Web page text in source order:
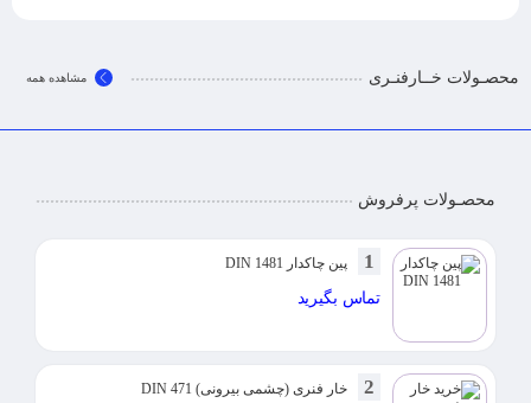
محصـولات خــارفنـری مشاهده همه
محصـولات پرفروش
1 پین چاکدار DIN 1481
تماس بگیرید
2 خار فنری (چشمی بیرونی) DIN 471